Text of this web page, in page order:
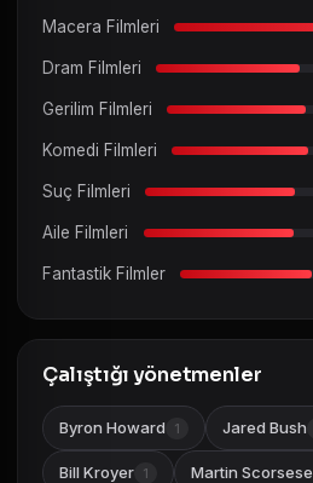
Macera Filmleri
Dram Filmleri
Gerilim Filmleri
Komedi Filmleri
Suç Filmleri
Aile Filmleri
Fantastik Filmler
Çalıştığı yönetmenler
Byron Howard 1 Jared Bush
Bill Kroyer 1 Martin Scorsese